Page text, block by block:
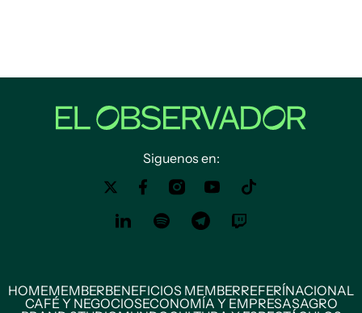
Siguenos en:
HOMEMEMBERBENEFICIOS MEMBERREFERÍNACIONAL
CAFÉ Y NEGOCIOSECONOMÍA Y EMPRESASAGRO